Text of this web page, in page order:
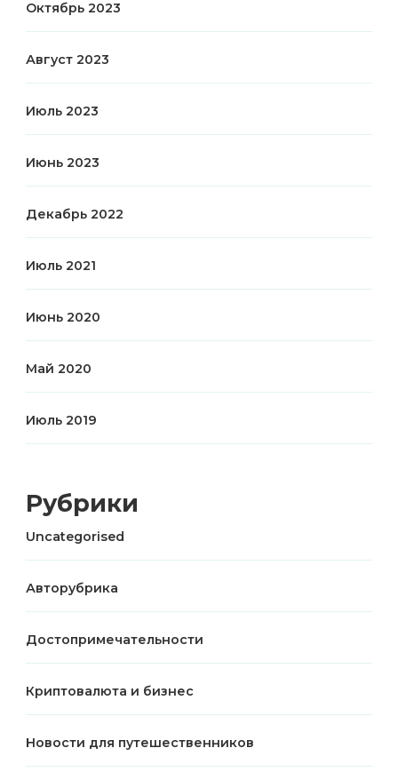
Октябрь 2023
Август 2023
Июль 2023
Июнь 2023
Декабрь 2022
Июль 2021
Июнь 2020
Май 2020
Июль 2019
Рубрики
Uncategorised
Авторубрика
Достопримечательности
Криптовалюта и бизнес
Новости для путешественников